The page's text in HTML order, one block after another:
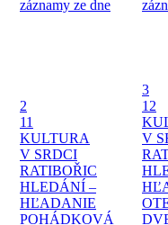
záznamy ze dne
2
11
KULTURA
V SRDCI
RATIBOŘIC
HLEDÁNÍ –
HĽADANIE
POHÁDKOVÁ
3
12
V